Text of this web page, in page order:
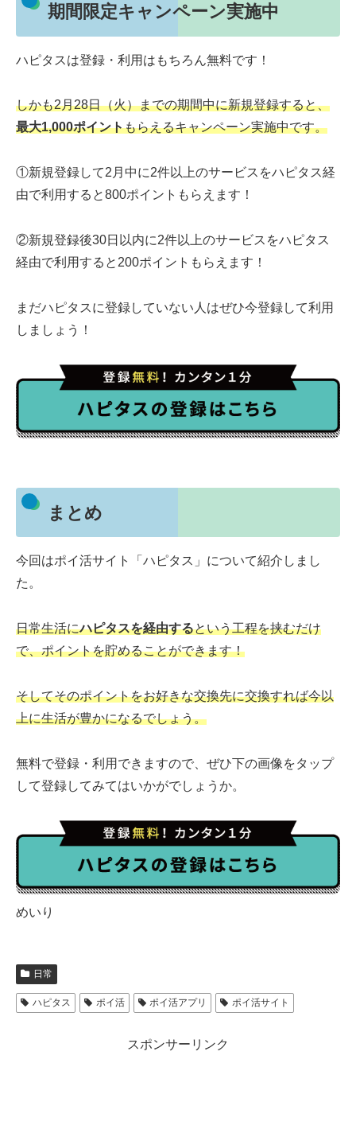
期間限定キャンペーン実施中
ハピタスは登録・利用はもちろん無料です！
しかも2月28日（火）までの期間中に新規登録すると、
最大1,000ポイントもらえるキャンペーン実施中です。
①新規登録して2月中に2件以上のサービスをハピタス経
由で利用すると800ポイントもらえます！
②新規登録後30日以内に2件以上のサービスをハピタス
経由で利用すると200ポイントもらえます！
まだハピタスに登録していない人はぜひ今登録して利用
しましょう！
まとめ
今回はポイ活サイト「ハピタス」について紹介しまし
た。
日常生活にハピタスを経由するという工程を挟むだけ
で、ポイントを貯めることができます！
そしてそのポイントをお好きな交換先に交換すれば今以
上に生活が豊かになるでしょう。
無料で登録・利用できますので、ぜひ下の画像をタップ
して登録してみてはいかがでしょうか。
めいり
日常
ハピタス ポイ活 ポイ活アプリ ポイ活サイト
スポンサーリンク